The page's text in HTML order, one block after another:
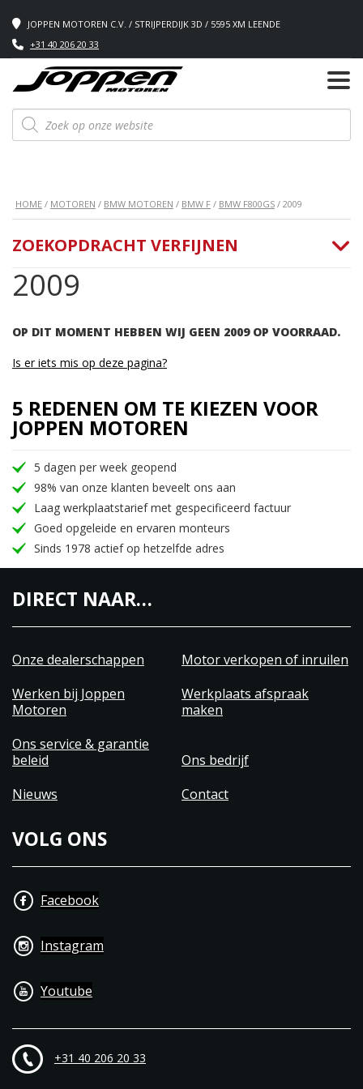
JOPPEN MOTOREN C.V. / STRIJPERDIJK 3D / 5595 XM LEENDE
+31 40 206 20 33
Producten
zoeken
HOME / MOTOREN / BMW MOTOREN / BMW F / BMW F800GS / 2009
2009
OP DIT MOMENT HEBBEN WIJ GEEN 2009 OP VOORRAAD.
ZOEKOPDRACHT VERFIJNEN
Is er iets mis op deze pagina?
5 REDENEN OM TE KIEZEN VOOR
JOPPEN MOTOREN
5 dagen per week geopend
98% van onze klanten beveelt ons aan
Laag werkplaatstarief met gespecificeerd factuur
Goed opgeleide en ervaren monteurs
Sinds 1978 actief op hetzelfde adres
DIRECT NAAR…
Onze dealerschappen
Motor verkopen of inruilen
Werken bij Joppen
Motoren
Werkplaats afspraak
maken
Ons service & garantie
beleid
Ons bedrijf
Nieuws
Contact
VOLG ONS
Facebook
Instagram
Youtube
+31 40 206 20 33